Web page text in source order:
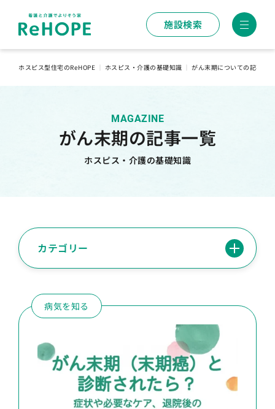
施設検索
ホスピス型住宅のReHOPE ホスピス・介護の基礎知識 がん末期についての記事一覧
MAGAZINE
がん末期の記事一覧
ホスピス・介護の基礎知識
カテゴリー
病気を知る